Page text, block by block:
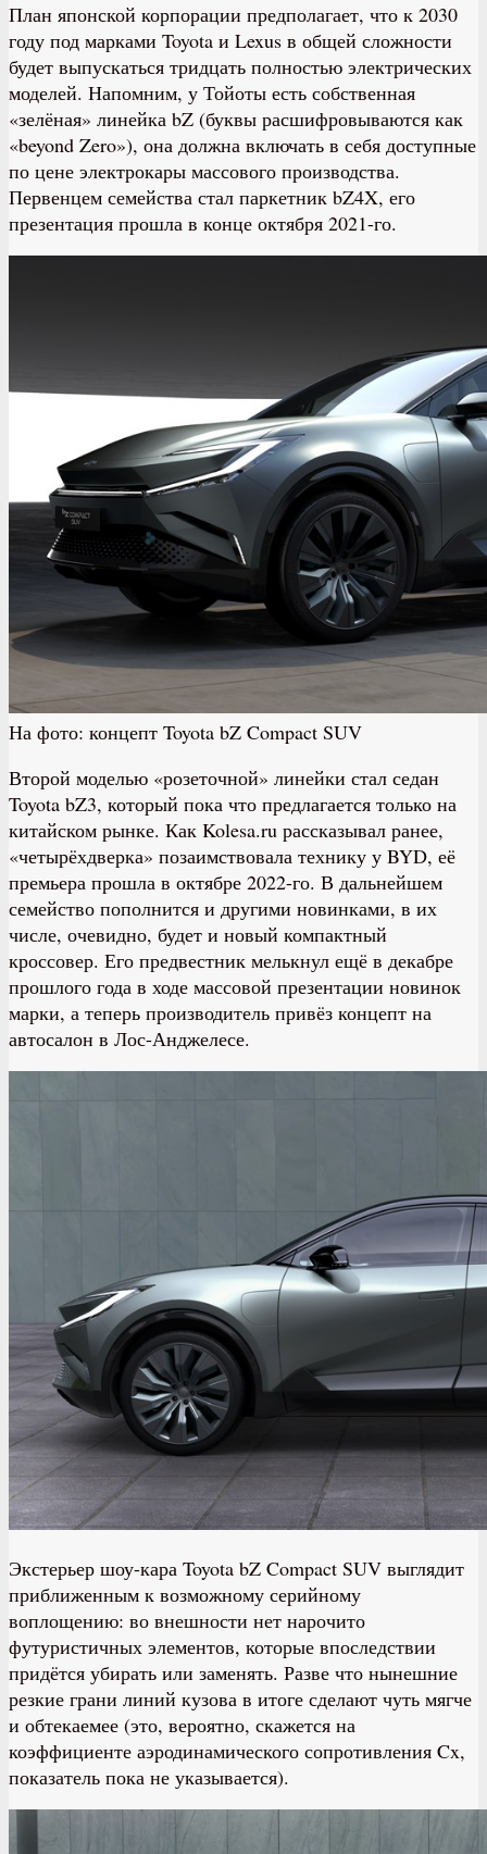
План японской корпорации предполагает, что к 2030
году под марками Toyota и Lexus в общей сложности
будет выпускаться тридцать полностью электрических
моделей. Напомним, у Тойоты есть собственная
«зелёная» линейка bZ (буквы расшифровываются как
«beyond Zero»), она должна включать в себя доступные
по цене электрокары массового производства.
Первенцем семейства стал паркетник bZ4X, его
презентация прошла в конце октября 2021-го.
На фото: концепт Toyota bZ Compact SUV
Второй моделью «розеточной» линейки стал седан
Toyota bZ3, который пока что предлагается только на
китайском рынке. Как Kolesa.ru рассказывал ранее,
«четырёхдверка» позаимствовала технику у BYD, её
премьера прошла в октябре 2022-го. В дальнейшем
семейство пополнится и другими новинками, в их
числе, очевидно, будет и новый компактный
кроссовер. Его предвестник мелькнул ещё в декабре
прошлого года в ходе массовой презентации новинок
марки, а теперь производитель привёз концепт на
автосалон в Лос-Анджелесе.
Экстерьер шоу-кара Toyota bZ Compact SUV выглядит
приближенным к возможному серийному
воплощению: во внешности нет нарочито
футуристичных элементов, которые впоследствии
придётся убирать или заменять. Разве что нынешние
резкие грани линий кузова в итоге сделают чуть мягче
и обтекаемее (это, вероятно, скажется на
коэффициенте аэродинамического сопротивления Cx,
показатель пока не указывается).